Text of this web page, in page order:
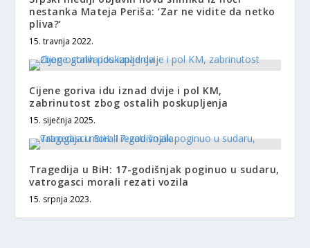
nestanka Mateja Periša: ‘Zar ne vidite da netko
pliva?’
15. travnja 2022.
Cijene goriva idu iznad dvije i pol KM,
zabrinutost zbog ostalih poskupljenja
15. siječnja 2025.
Tragedija u BiH: 17-godišnjak poginuo u sudaru,
vatrogasci morali rezati vozila
15. srpnja 2023.